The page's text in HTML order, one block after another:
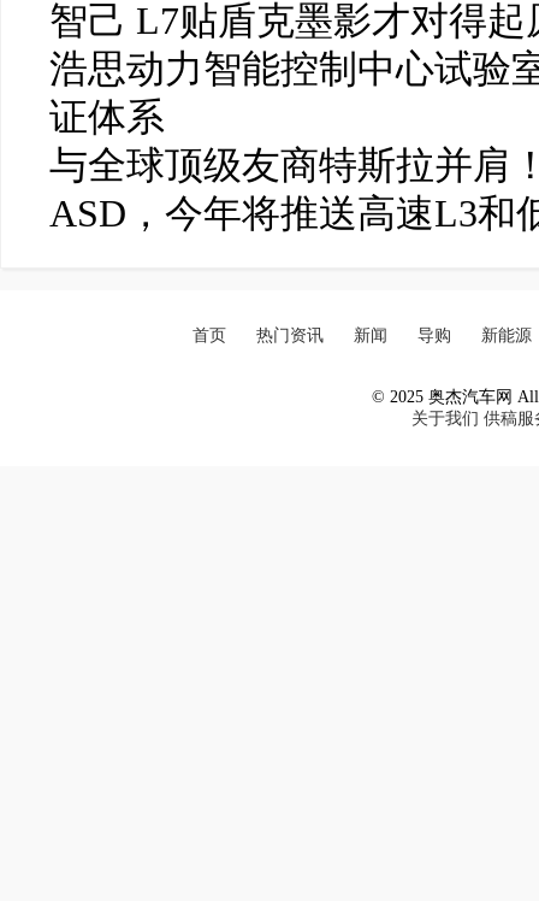
智己 L7贴盾克墨影才对得起
浩思动力智能控制中心试验
证体系
与全球顶级友商特斯拉并肩
ASD，今年将推送高速L3和
首页 热门资讯 新闻 导购 新能源
© 2025 奥杰汽车网 All
关于我们 供稿服